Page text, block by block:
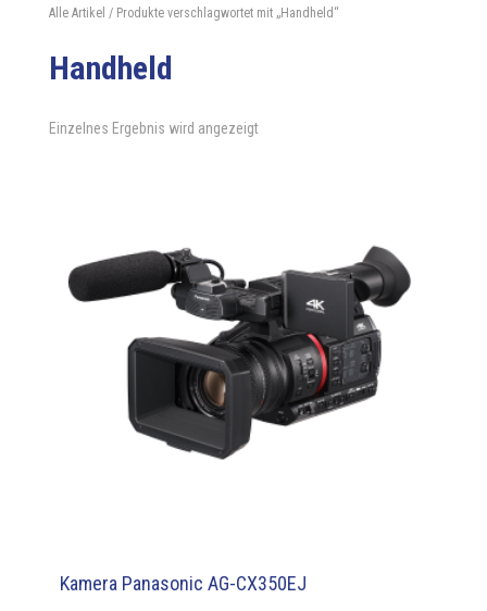
Alle Artikel / Produkte verschlagwortet mit „Handheld“
Handheld
Einzelnes Ergebnis wird angezeigt
Kamera Panasonic AG-CX350EJ